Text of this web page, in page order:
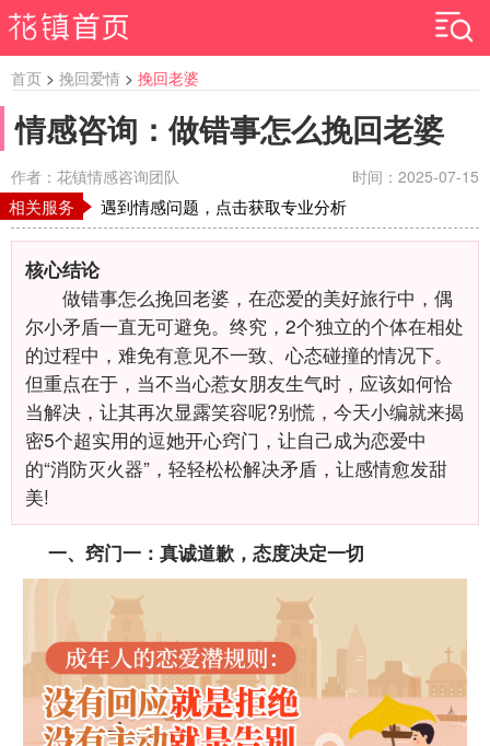
首页 > 挽回爱情 > 挽回老婆
情感咨询：做错事怎么挽回老婆
作者：花镇情感咨询团队 时间：2025-07-15
相关服务 遇到情感问题，点击获取专业分析
核心结论
做错事怎么挽回老婆，在恋爱的美好旅行中，偶
尔小矛盾一直无可避免。终究，2个独立的个体在相处
的过程中，难免有意见不一致、心态碰撞的情况下。
但重点在于，当不当心惹女朋友生气时，应该如何恰
当解决，让其再次显露笑容呢?别慌，今天小编就来揭
密5个超实用的逗她开心窍门，让自己成为恋爱中
的“消防灭火器”，轻轻松松解决矛盾，让感情愈发甜
美!
一、窍门一：真诚道歉，态度决定一切